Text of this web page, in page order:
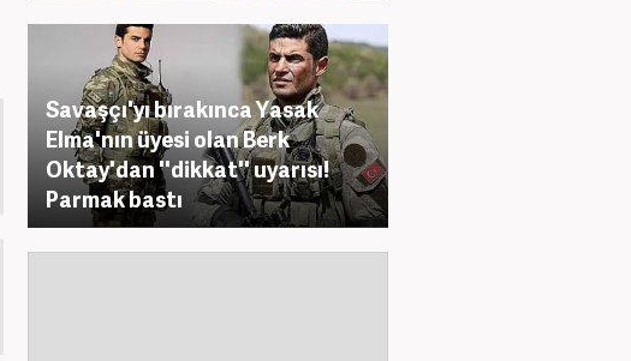
Savaşçı'yı bırakınca Yasak
Elma'nın üyesi olan Berk
Oktay'dan ''dikkat'' uyarısı!
Parmak bastı